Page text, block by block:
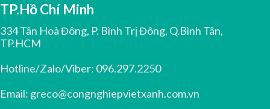
TP.Hồ Chí Minh
334 Tân Hoà Đông, P. Bình Trị Đông, Q.Bình Tân,
TP.HCM
Hotline/Zalo/Viber: 096.297.2250
Email: greco@congnghiepvietxanh.com.vn